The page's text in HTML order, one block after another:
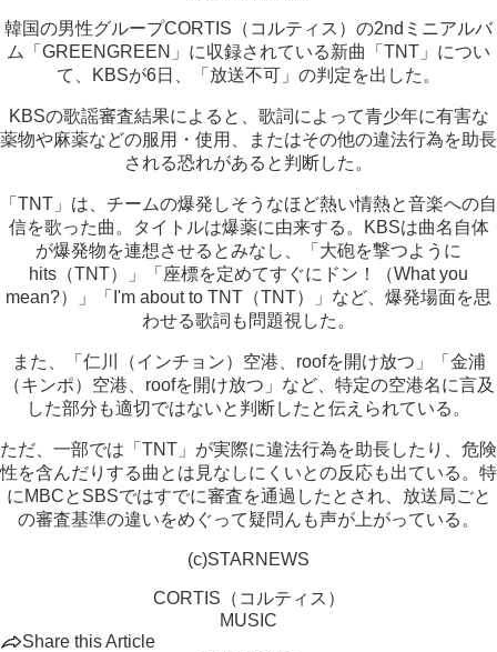
韓国の男性グループCORTIS（コルティス）の2ndミニアルバ
ム「GREENGREEN」に収録されている新曲「TNT」につい
て、KBSが6日、「放送不可」の判定を出した。
KBSの歌謡審査結果によると、歌詞によって青少年に有害な
薬物や麻薬などの服用・使用、またはその他の違法行為を助長
される恐れがあると判断した。
「TNT」は、チームの爆発しそうなほど熱い情熱と音楽への自
信を歌った曲。タイトルは爆薬に由来する。KBSは曲名自体
が爆発物を連想させるとみなし、「大砲を撃つように
hits（TNT）」「座標を定めてすぐにドン！（What you
mean?）」「I'm about to TNT（TNT）」など、爆発場面を思
わせる歌詞も問題視した。
また、「仁川（インチョン）空港、roofを開け放つ」「金浦
（キンポ）空港、roofを開け放つ」など、特定の空港名に言及
した部分も適切ではないと判断したと伝えられている。
ただ、一部では「TNT」が実際に違法行為を助長したり、危険
性を含んだりする曲とは見なしにくいとの反応も出ている。特
にMBCとSBSではすでに審査を通過したとされ、放送局ごと
の審査基準の違いをめぐって疑問んも声が上がっている。
(c)STARNEWS
CORTIS（コルティス）
MUSIC
Share this Article